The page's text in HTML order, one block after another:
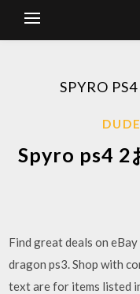
SPYRO
Spyro ps4 2
Find great deals on
dragon ps3. Shop with
text are for items listed